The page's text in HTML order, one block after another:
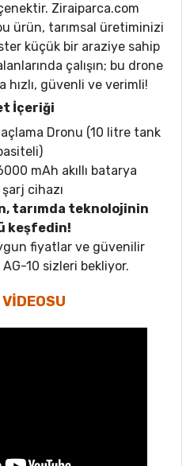
Ziraiparca.com
ürün, tarımsal üretiminizi
küçük bir araziye sahip
çalışın; bu drone
hızlı, güvenli ve verimli!
İçeriği
Dronu (10 litre tank
mAh akıllı batarya
cihazı
tarımda teknolojinin
keşfedin!
fiyatlar ve güvenilir
10 sizleri bekliyor.